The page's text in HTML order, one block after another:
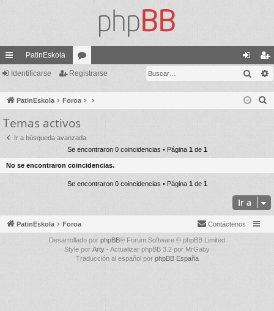
nl
ac
es
rá
do
PatinEskola
or
os
de
nti
fic
eg
ist
ra
Identificarse Registrarse
PatinEskola Foroa
Temas activos
Ir a búsqueda avanzada
Se encontraron 0 coincidencias • Página 1 de 1
No se encontraron coincidencias.
Se encontraron 0 coincidencias • Página 1de 1
Ir a
PatinEskola Foroa Contáctenos
Desarrollado por phpBB® Forum Software © phpBB Limited
Style por Arty - Actualizar phpBB 3.2 por MrGaby
Traducción al español por phpBB España